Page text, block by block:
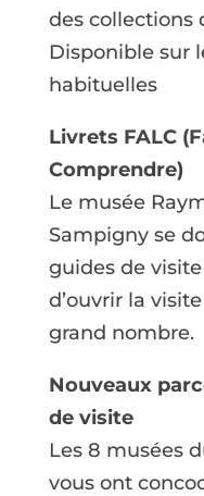
des collections
Disponible sur
habituelles
Livrets FALC
Comprendre)
Le musée
Sampigny se
guides de
d’ouvrir la
grand nombre.
Nouveaux
de visite
Les 8 musées
vous ont